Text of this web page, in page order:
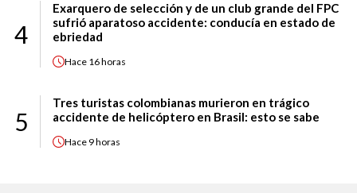
4
Exarquero de selección y de un club grande del FPC
sufrió aparatoso accidente: conducía en estado de
ebriedad
Hace 16 horas
5
Tres turistas colombianas murieron en trágico
accidente de helicóptero en Brasil: esto se sabe
Hace 9 horas